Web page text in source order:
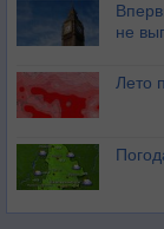
не
Лето